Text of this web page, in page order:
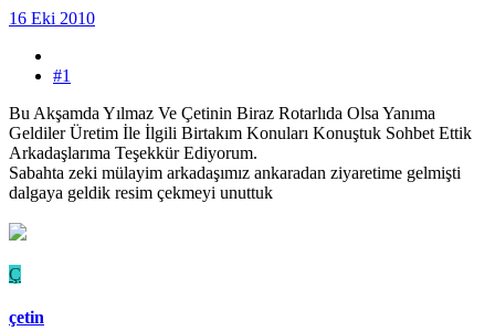
16 Eki 2010
#1
Bu Akşamda Yılmaz Ve Çetinin Biraz Rotarlıda Olsa Yanıma
Geldiler Üretim İle İlgili Birtakım Konuları Konuştuk Sohbet Ettik
Arkadaşlarıma Teşekkür Ediyorum.
Sabahta zeki mülayim arkadaşımız ankaradan ziyaretime gelmişti
dalgaya geldik resim çekmeyi unuttuk
Ç
çetin